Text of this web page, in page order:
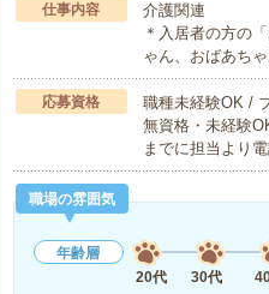
仕事内容
介護関連
＊入居者の方の
ゃん、おばあち
応募資格
職種未経験OK /
無資格・未経験
までに担当より
職場の雰囲気
年齢層
20代
30代